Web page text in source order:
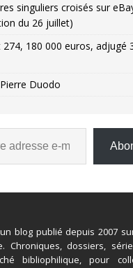
singuliers croisés sur
du 26 juillet)
274, 180 000 euros, adjugé
Duodo
blog publié depuis 2007
Chroniques, dossiers,
bibliophilique, pour